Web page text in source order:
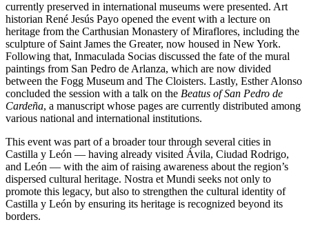
currently preserved in international museums were presented. Art
historian René Jesús Payo opened the event with a lecture on
heritage from the Carthusian Monastery of Miraflores, including the
sculpture of Saint James the Greater, now housed in New York.
Following that, Inmaculada Socias discussed the fate of the mural
paintings from San Pedro de Arlanza, which are now divided
between the Fogg Museum and The Cloisters. Lastly, Esther Alonso
concluded the session with a talk on the Beatus of San Pedro de
Cardeña, a manuscript whose pages are currently distributed among
various national and international institutions.
This event was part of a broader tour through several cities in
Castilla y León — having already visited Ávila, Ciudad Rodrigo,
and León — with the aim of raising awareness about the region’s
dispersed cultural heritage. Nostra et Mundi seeks not only to
promote this legacy, but also to strengthen the cultural identity of
Castilla y León by ensuring its heritage is recognized beyond its
borders.